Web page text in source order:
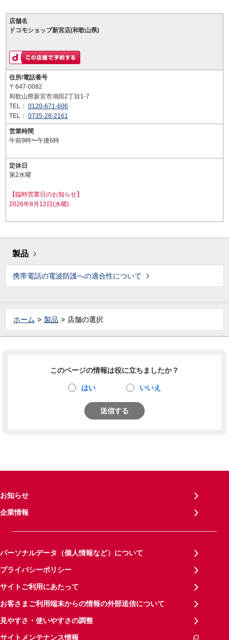
店舗名
ドコモショップ新宮店(和歌山県)
住所/電話番号
〒647-0082
和歌山県新宮市鴻田2丁目1-7
TEL： 0120-671-606
TEL： 0735-28-2161
営業時間
午前9時〜午後6時
定休日
第2水曜
【臨時営業日のお知らせ】
2026年8月12日(水曜)
製品
携帯電話の電波防護への適合性について
ホーム 製品 店舗の選択
このページの情報は役に立ちましたか？
はい いいえ
送信する
お知らせ
企業情報
パーソナルデータ（個人情報など）について
プライバシーポリシー
サイトご利用にあたって
お客さまご利用端末からの情報の外部送信について
見やすさ・使いやすさの調整
サイトメンテナンス情報